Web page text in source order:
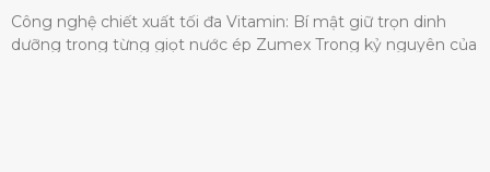
Công nghệ chiết xuất tối đa Vitamin: Bí mật giữ trọn dinh
dưỡng trong từng giọt nước ép Zumex Trong kỷ nguyên của